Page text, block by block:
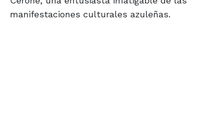
manifestaciones culturales azuleñas.